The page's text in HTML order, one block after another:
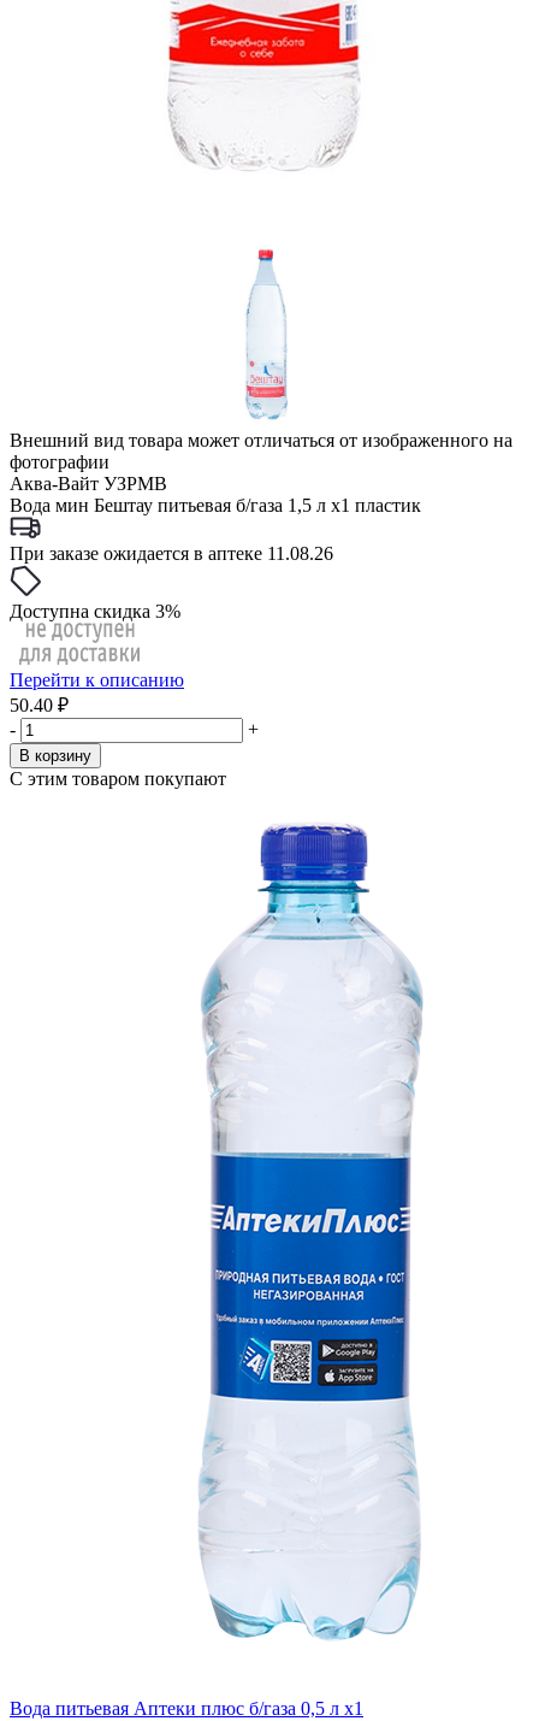
Внешний вид товара может отличаться от изображенного на
фотографии
Аква-Вайт УЗРМВ
Вода мин Бештау питьевая б/газа 1,5 л x1 пластик
При заказе ожидается в аптеке 11.08.26
Доступна скидка 3%
Перейти к описанию
50.40 ₽
-
+
В корзину
С этим товаром покупают
Вода питьевая Аптеки плюс б/газа 0,5 л x1